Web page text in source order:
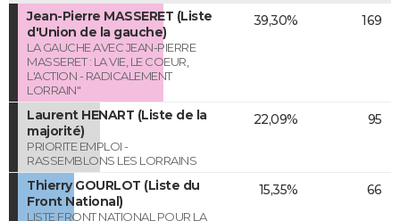
Jean-Pierre MASSERET (Liste
d'Union de la gauche)
LA GAUCHE AVEC JEAN-PIERRE
MASSERET : LA VIE, LE COEUR,
L'ACTION - RADICALEMENT
LORRAIN"
39,30% 169
Laurent HENART (Liste de la
majorité)
PRIORITE EMPLOI -
RASSEMBLONS LES LORRAINS
22,09% 95
Thierry GOURLOT (Liste du
Front National)
LISTE FRONT NATIONAL POUR LA
15,35% 66